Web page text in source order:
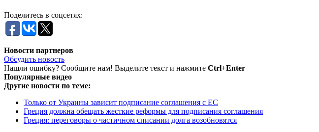
Поделитесь в соцсетях:
Новости партнеров
Обсудить новость
Нашли ошибку? Сообщите нам! Выделите текст и нажмите Ctrl+Enter
Популярные видео
Другие новости по теме:
Только от Украины зависит подписание соглашения с ЕС
Греция должна обещать жесткие реформы для подписания соглашения
Греция: переговоры о частичном списании долга возобновятся